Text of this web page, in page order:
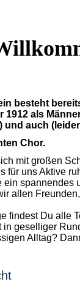
besteht
1912 als
und auch
Chor.
mit großen
für uns Aktive
ein spannendes
allen
findest Du alle
in geselliger
Alltag?